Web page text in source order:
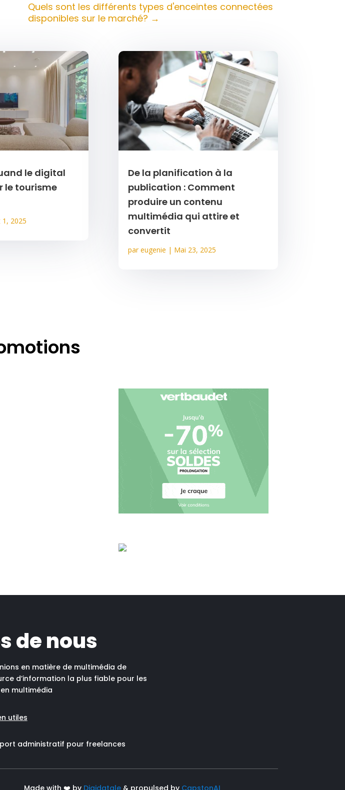
Quels sont les différents types d'enceintes connectées
disponibles sur le marché? →
le digital
le tourisme
1, 2025
De la planification à la
publication : Comment
produire un contenu
multimédia qui attire et
convertit
pareugenie | Mai 23, 2025
de nous
en matière de multimédia de
d’information la plus fiable pour les
multimédia
utiles
administratif pour freelances